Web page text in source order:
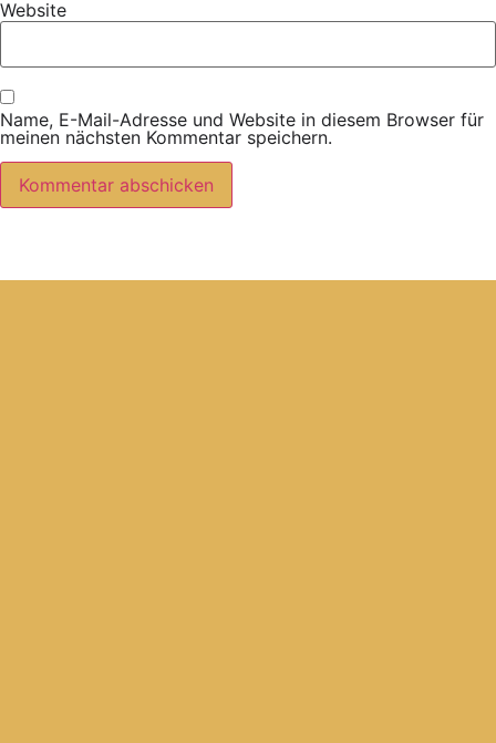
Website
Name, E-Mail-Adresse und Website in diesem Browser für
meinen nächsten Kommentar speichern.